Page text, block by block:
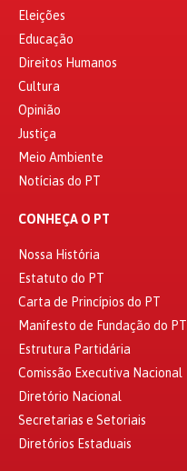
Eleições
Educação
Direitos Humanos
Cultura
Opinião
Justiça
Meio Ambiente
Notícias do PT
CONHEÇA O PT
Nossa História
Estatuto do PT
Carta de Princípios do PT
Manifesto de Fundação do PT
Estrutura Partidária
Comissão Executiva Nacional
Diretório Nacional
Secretarias e Setoriais
Diretórios Estaduais